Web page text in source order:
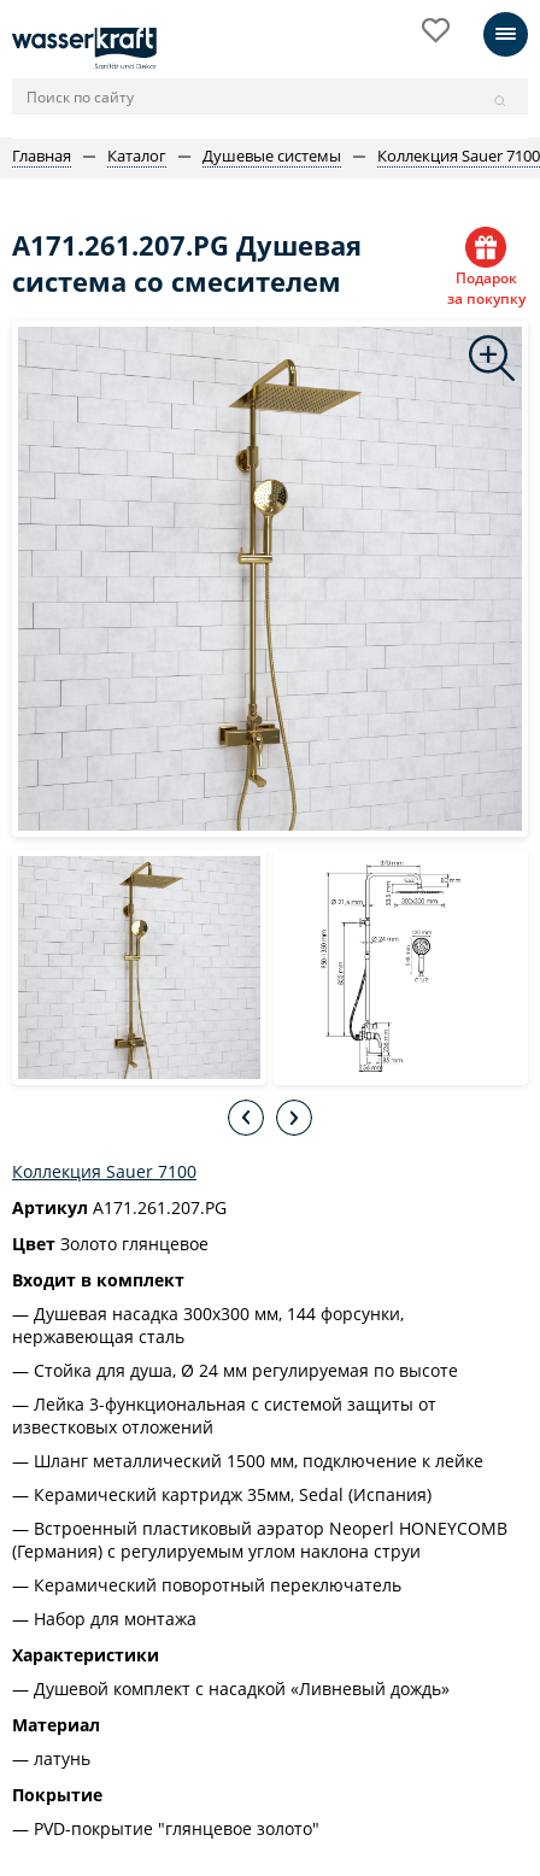
Главная Каталог Душевые системы Коллекция Sauer 7100
A171.261.207.PG Душевая
система со смесителем
Подарок
за покупку
Коллекция Sauer 7100
Артикул A171.261.207.PG
Цвет Золото глянцевое
Входит в комплект
Душевая насадка 300х300 мм, 144 форсунки,
нержавеющая сталь
Стойка для душа, Ø 24 мм регулируемая по высоте
Лейка 3-функциональная с системой защиты от
известковых отложений
Шланг металлический 1500 мм, подключение к лейке
Керамический картридж 35мм, Sedal (Испания)
Встроенный пластиковый аэратор Neoperl HONEYCOMB
(Германия) с регулируемым углом наклона струи
Керамический поворотный переключатель
Набор для монтажа
Характеристики
Душевой комплект с насадкой «Ливневый дождь»
Материал
латунь
Покрытие
PVD-покрытие "глянцевое золото"